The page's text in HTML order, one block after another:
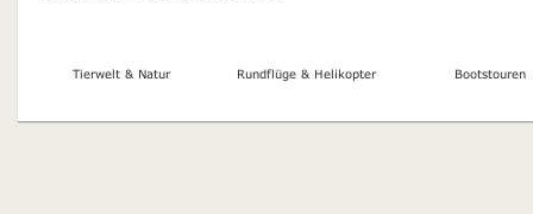
Tierwelt & Natur Rundflüge & Helikopter Bootstouren